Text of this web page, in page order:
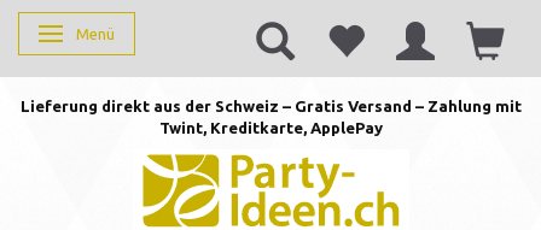
Anzeige ändern
Menü
Lieferung direkt aus der Schweiz – Gratis Versand – Zahlung mit
Twint, Kreditkarte, ApplePay